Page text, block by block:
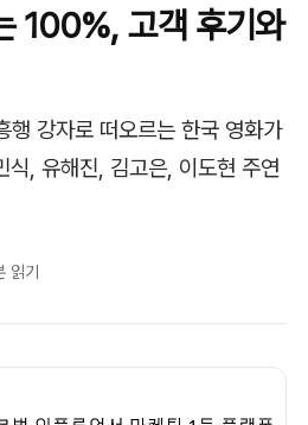
100%, 고객 후기와
행 강자로 떠오르는 한국 영화가
식, 유해진, 김고은, 이도현 주연
읽기